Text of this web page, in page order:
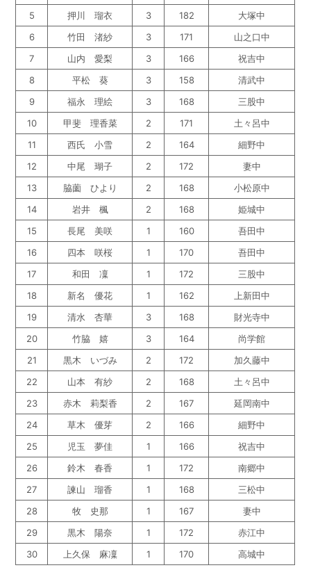
5
押川 瑠衣 3 182
大塚中
6
竹田 渚紗 3 171
山之口中
7
山内 愛梨 3 166
祝吉中
8
平松 葵 3 158
清武中
9
福永 理絵 3 168
三股中
10
甲斐 理香菜 2 171
土々呂中
11
西氏 小雪 2 164
細野中
12
中尾 瑚子 2 172
妻中
13
脇薗 ひより 2 168
小松原中
14
岩井 楓 2 168
姫城中
15
長尾 美咲 1 160
吾田中
16
四本 咲桜 1 170
吾田中
17
和田 凜 1 172
三股中
18
新名 優花 1 162
上新田中
19
清水 杏華 3 168
財光寺中
20
竹脇 嬉 3 164
尚学館
21
黒木 いづみ 2 172
加久藤中
22
山本 有紗 2 168
土々呂中
23
赤木 莉梨香 2 167
延岡南中
24
草木 優芽 2 166
細野中
25
児玉 夢佳 1 166
祝吉中
26
鈴木 春香 1 172
南郷中
27
諫山 瑠香 1 168
三松中
28
牧 史那 1 167
妻中
29
黒木 陽奈 1 172
赤江中
30
上久保 麻凜 1 170 高城中